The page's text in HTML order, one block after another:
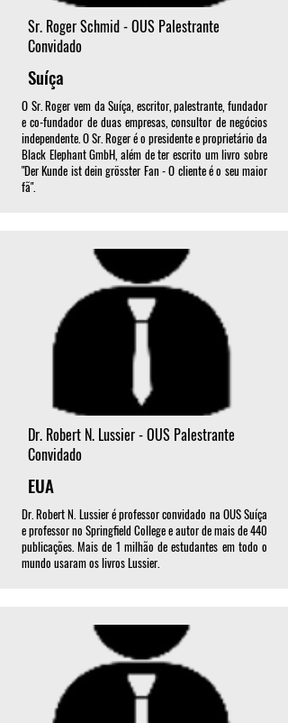
Sr. Roger Schmid - OUS Palestrante
Convidado
Suíça
O Sr. Roger vem da Suíça, escritor, palestrante, fundador
e co-fundador de duas empresas, consultor de negócios
independente. O Sr. Roger é o presidente e proprietário da
Black Elephant GmbH, além de ter escrito um livro sobre
"Der Kunde ist dein grösster Fan - O cliente é o seu maior
fã".
Dr. Robert N. Lussier - OUS Palestrante
Convidado
EUA
Dr. Robert N. Lussier é professor convidado na OUS Suíça
e professor no Springfield College e autor de mais de 440
publicações. Mais de 1 milhão de estudantes em todo o
mundo usaram os livros Lussier.